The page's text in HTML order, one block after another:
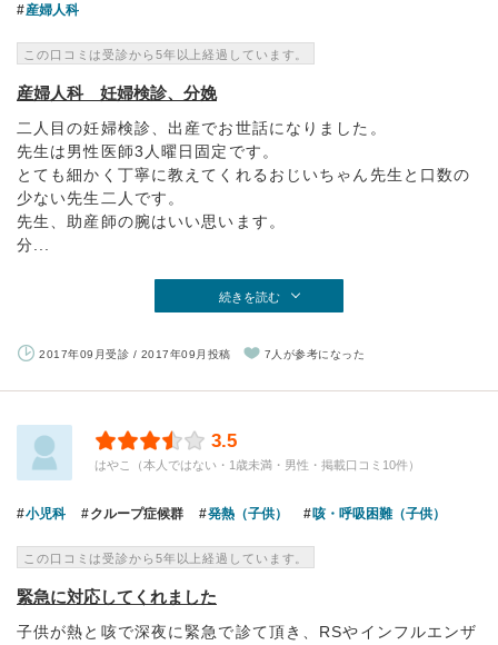
産婦人科
この口コミは受診から5年以上経過しています。
産婦人科 妊婦検診、分娩
二人目の妊婦検診、出産でお世話になりました。
先生は男性医師3人曜日固定です。
とても細かく丁寧に教えてくれるおじいちゃん先生と口数の
少ない先生二人です。
先生、助産師の腕はいい思います。
分...
続きを読む
2017年09月受診 / 2017年09月投稿 7人が参考になった
3.5
はやこ（本人ではない・1歳未満・男性・掲載口コミ10件）
小児科 クループ症候群 発熱（子供） 咳・呼吸困難（子供）
この口コミは受診から5年以上経過しています。
緊急に対応してくれました
子供が熱と咳で深夜に緊急で診て頂き、RSやインフルエンザ